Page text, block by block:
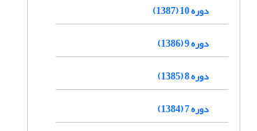
دوره 10 (1387)
دوره 9 (1386)
دوره 8 (1385)
دوره 7 (1384)